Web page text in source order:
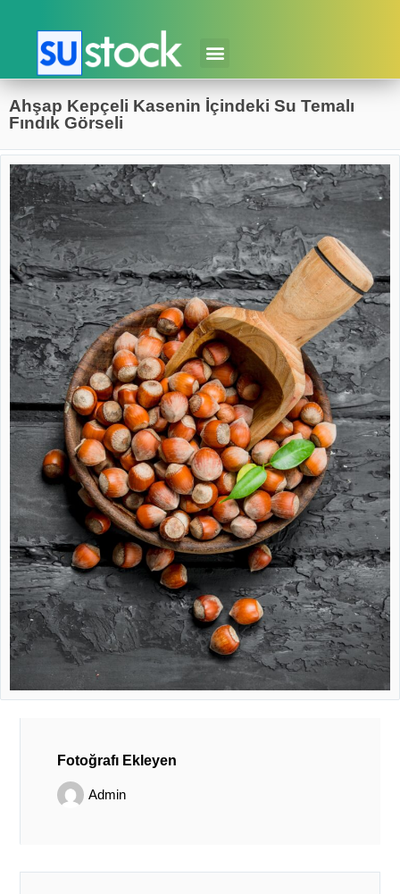
Ahşap Kepçeli Kasenin İçindeki Su Temalı
Fındık Görseli
Fotoğrafı Ekleyen
Admin